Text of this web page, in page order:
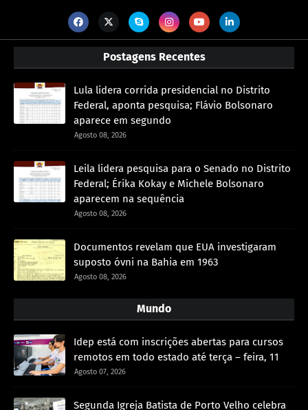
Postagens Recentes
Lula lidera corrida presidencial no Distrito
Federal, aponta pesquisa; Flávio Bolsonaro
aparece em segundo
Agosto 08, 2026
Leila lidera pesquisa para o Senado no Distrito
Federal; Érika Kokay e Michele Bolsonaro
aparecem na sequência
Agosto 08, 2026
Documentos revelam que EUA investigaram
suposto óvni na Bahia em 1963
Agosto 08, 2026
Mundo
Idep está com inscrições abertas para cursos
remotos em todo estado até terça – feira, 11
Agosto 07, 2026
Segunda Igreja Batista de Porto Velho celebra